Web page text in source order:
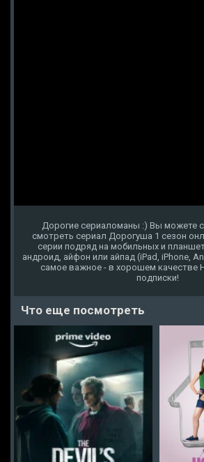
Дорогие сериаломаны :) Вы можете
смотреть сериал Дорогуша 1 сезон
серии подряд на мобильных и
андроид, айфон или айпад (iPad, iPhone,
самое важное - в хорошем качестве
подписки!
Что еще посмотреть